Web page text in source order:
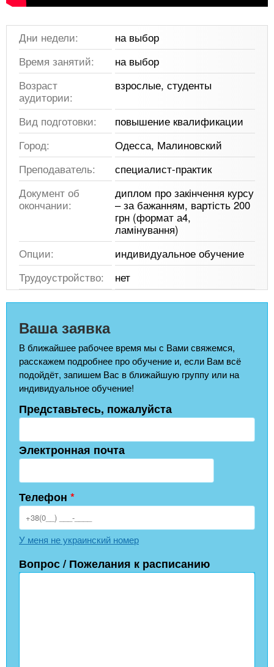
Дни недели:
на выбор
Время занятий:
на выбор
Возраст
аудитории:
взрослые, студенты
Вид подготовки:
повышение квалификации
Город:
Одесса, Малиновский
Преподаватель:
специалист-практик
Документ об
окончании:
диплом про закінчення курсу
– за бажанням, вартість 200
грн (формат а4,
ламінування)
Опции:
индивидуальное обучение
Трудоустройство:
нет
Ваша заявка
В ближайшее рабочее время мы с Вами свяжемся,
расскажем подробнее про обучение и, если Вам всё
подойдёт, запишем Вас в ближайшую группу или на
индивидуальное обучение!
Представьтесь, пожалуйста
Электронная почта
Телефон *
У меня не украинский номер
Вопрос / Пожелания к расписанию